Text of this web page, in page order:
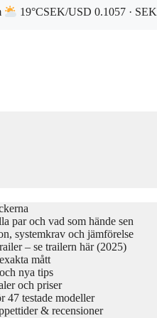
19°CSEK/USD 0.1057 ·
par och vad som hände sen
systemkrav och jämförelse
– se trailern här (2025)
mått
nya tips
och priser
47 testade modeller
& recensioner